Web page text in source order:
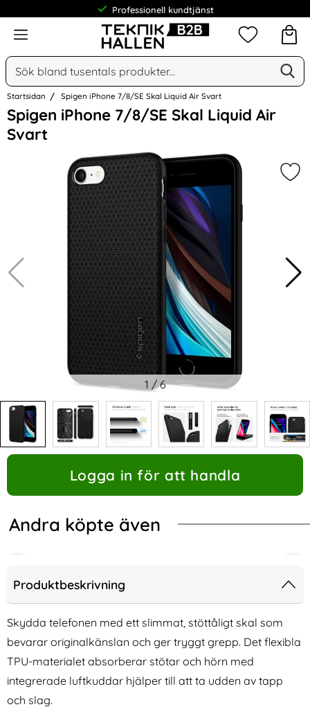
Professionell kundtjänst
Meny
Sök
Sök på Narse Group AB
Mina
Startsidan Spigen iPhone 7/8/SE Skal Liquid Air Svart
Spigen iPhone 7/8/SE Skal Liquid Air
Svart
Hoppa
över
Bilder
1 /6
Logga in för att handla
Andra köpte även
Produktbeskrivning
Skydda telefonen med ett slimmat, stöttåligt skal som
bevarar originalkänslan och ger tryggt grepp. Det flexibla
TPU-materialet absorberar stötar och hörn med
integrerade luftkuddar hjälper till att ta udden av tapp
och slag.